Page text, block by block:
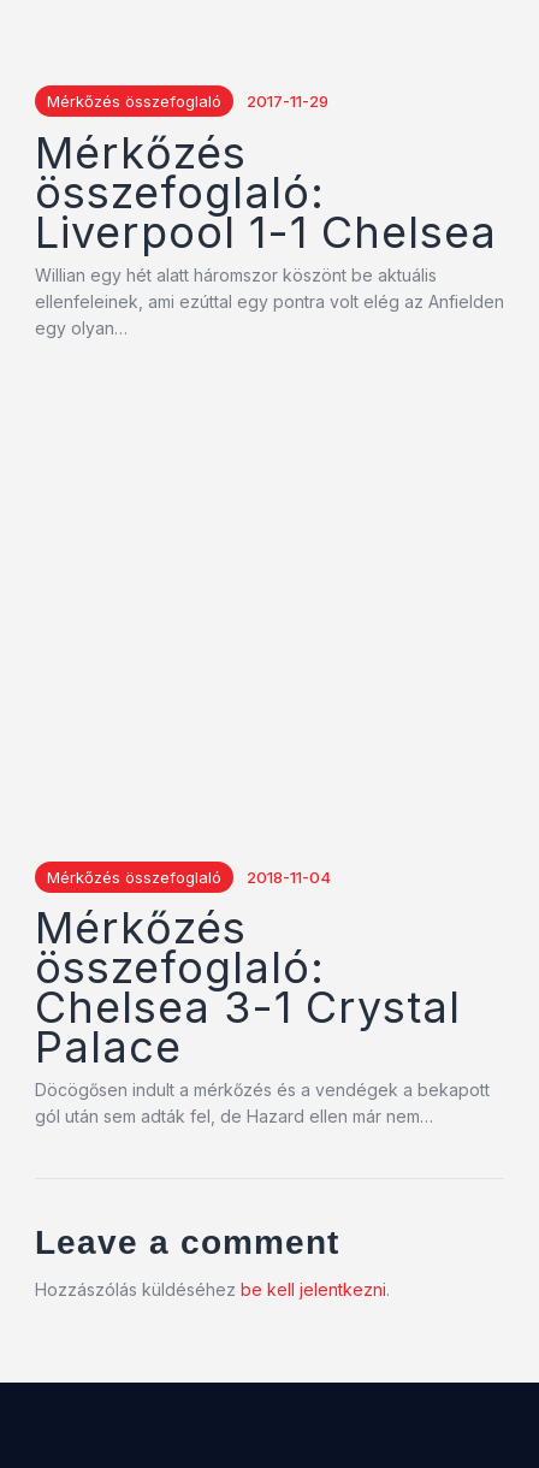
Mérkőzés összefoglaló 2017-11-29
Mérkőzés
összefoglaló:
Liverpool 1-1 Chelsea
Willian egy hét alatt háromszor köszönt be aktuális
ellenfeleinek, ami ezúttal egy pontra volt elég az Anfielden
egy olyan…
Mérkőzés összefoglaló 2018-11-04
Mérkőzés
összefoglaló:
Chelsea 3-1 Crystal
Palace
Döcögősen indult a mérkőzés és a vendégek a bekapott
gól után sem adták fel, de Hazard ellen már nem…
Leave a comment
Hozzászólás küldéséhez be kell jelentkezni.